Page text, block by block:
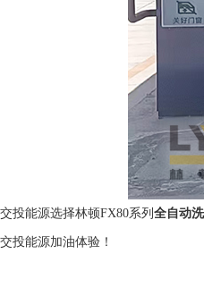
交投能源选择林顿FX80系列 全自动
交投能源加油体验！